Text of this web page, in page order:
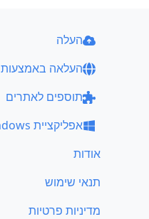
העלה
העלאה באמצעות URL
תוספים לאתרים
אפליקציית Windows
אודות
תנאי שימוש
מדיניות פרטיות